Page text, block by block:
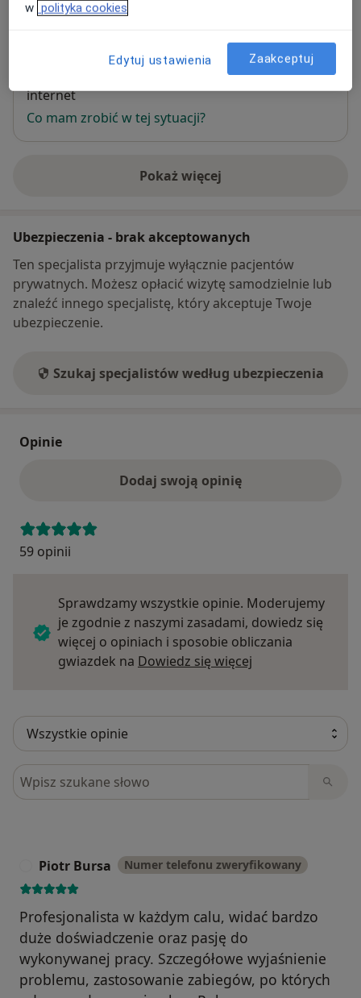
W tym gabinecie nie można umawiać wizyt przez
internet
Co mam zrobić w tej sytuacji?
Pokaż więcej
o adresie
Ubezpieczenia - brak akceptowanych
Ten specjalista przyjmuje wyłącznie pacjentów
prywatnych. Możesz opłacić wizytę samodzielnie lub
znaleźć innego specjalistę, który akceptuje Twoje
ubezpieczenie.
Szukaj specjalistów według ubezpieczenia
Opinie
Dodaj swoją opinię
59 opinii
Sprawdzamy wszystkie opinie. Moderujemy
je zgodnie z naszymi zasadami, dowiedz się
więcej o opiniach i sposobie obliczania
gwiazdek na Dowiedz się więcej
Szukaj w opiniach
Piotr Bursa Numer telefonu zweryfikowany
Profesjonalista w każdym calu, widać bardzo
duże doświadczenie oraz pasję do
wykonywanej pracy. Szczegółowe wyjaśnienie
problemu, zastosowanie zabiegów, po których
w polityka cookies
Edytuj ustawienia Zaakceptuj